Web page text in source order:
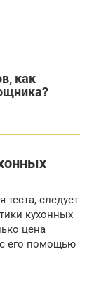
как
следует
кухонных
цена
с его помощью